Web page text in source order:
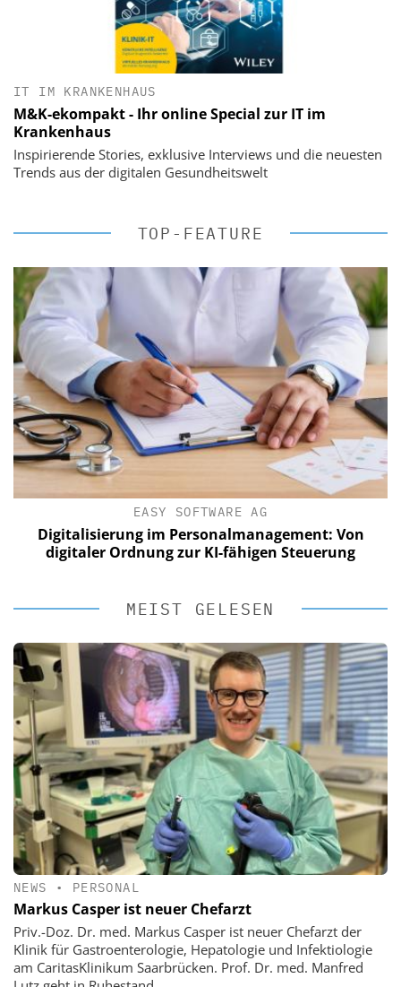
IT IM KRANKENHAUS
M&K-ekompakt - Ihr online Special zur IT im
Krankenhaus
Inspirierende Stories, exklusive Interviews und die neuesten
Trends aus der digitalen Gesundheitswelt
TOP-FEATURE
EASY SOFTWARE AG
Digitalisierung im Personalmanagement: Von
digitaler Ordnung zur KI-fähigen Steuerung
MEIST GELESEN
NEWS • PERSONAL
Markus Casper ist neuer Chefarzt
Priv.-Doz. Dr. med. Markus Casper ist neuer Chefarzt der
Klinik für Gastroenterologie, Hepatologie und Infektiologie
am CaritasKlinikum Saarbrücken. Prof. Dr. med. Manfred